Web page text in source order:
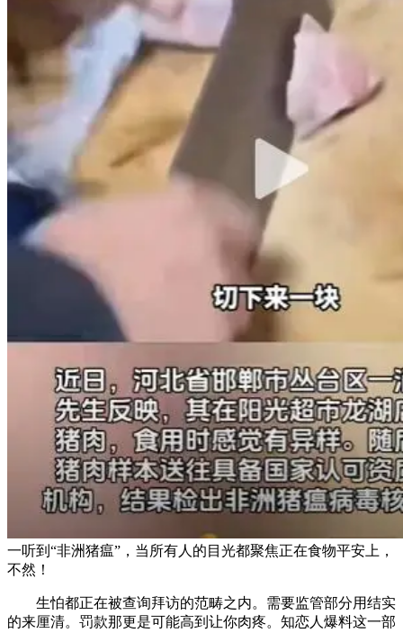
一听到“非洲猪瘟”，当所有人的目光都聚焦正在食物平安上，
不然！
生怕都正在被查询拜访的范畴之内。需要监管部分用结实
的来厘清。罚款那更是可能高到让你肉疼。知恋人爆料这一部